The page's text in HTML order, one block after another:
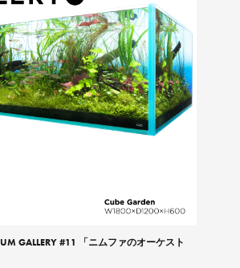
GALLERY #11 「ニムファのオーケスト